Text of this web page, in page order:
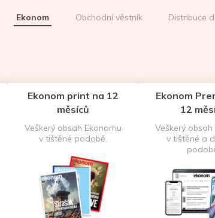
Ekonom Obchodní věstník Distribuce
Ekonom print na 12
měsíců
Veškerý obsah Ekonomu
v tištěné podobě.
Ekonom
12
Veškerý
v tištěné a